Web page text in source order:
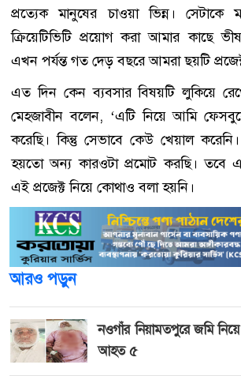
প্রত্যেক মানুষের চাওয়া ভিন্ন। সেটাকে
ক্রিয়েটিভিটি প্রয়োগ করা আমার কাছে
এখন পর্যন্ত গত দেড় বছরে আমরা ছয়টি
এত দিন কেন ব্যবসার বিষয়টি লুকিয়ে
মেহজাবীন বলেন, ‘এটি নিয়ে আমি
করেছি। কিন্তু সেভাবে কেউ খেয়াল
হয়তো অন্য কারওটা প্রমোট করছি। তবে
এই প্রজেক্ট নিয়ে কোথাও বলা হয়নি।
আরও পড়ুন
নওগাঁর নিয়ামতপুরে জমি নিয়ে
আহত ৫